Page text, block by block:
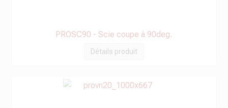
PROSC90 - Scie coupe à 90deg.
Détails produit